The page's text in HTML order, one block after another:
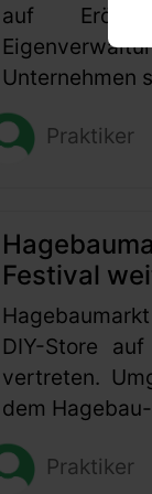
auf
Unternehmen
Praktiker
Festival
DIY-Store
vertreten.
dem
Praktiker